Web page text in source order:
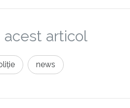
acest articol
news